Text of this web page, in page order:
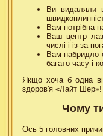
Ви видаляли
Вам потрібна
Ваш центр
числі і із-за
Вам набридло
багато часу і
Якщо хоча б одна
здоров'я «Лайт Шер»!
Чому
Ось 5 головних